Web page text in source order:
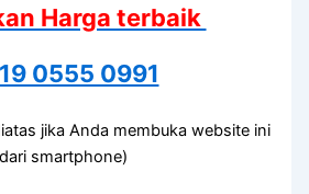
Harga terbaik
0555 0991
jika Anda membuka website ini
dari smartphone)